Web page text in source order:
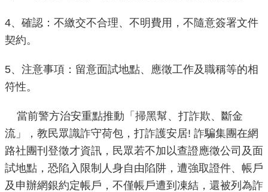
政
網
站
料
開
宣
告
4、確認：不繳交不合理、不明費用，不隨意簽署文件
契約。
5、注意事項：留意面試地點、應徵工作及職稱等的相
符性。
當前警方治安重點推動「掃黑幫、打詐欺、斷金
流」，教民眾識詐守荷包，打詐護安居! 詐騙集團在網
路社團刊登徵才資訊，民眾若不加以查證應徵公司及面
試地點，恐陷入限制人身自由陷阱，遭強取證件、帳戶
及申辦網銀約定帳戶，不僅帳戶遭到凍結，還被列為詐